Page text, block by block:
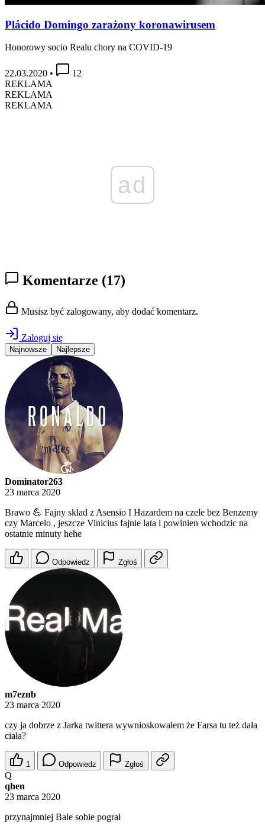
Plácido Domingo zarażony koronawirusem
Honorowy socio Realu chory na COVID-19
22.03.2020 •
12
REKLAMA
REKLAMA
REKLAMA
ad
Komentarze (17)
Musisz być zalogowany, aby dodać komentarz.
Zaloguj się
Najnowsze Najlepsze
Dominator263
23 marca 2020
Brawo 💪 Fajny sklad z Asensio I Hazardem na czele bez Benzemy
czy Marcelo , jeszcze Vinicius fajnie lata i powinien wchodzic na
ostatnie minuty hehe
Odpowiedz Zgłoś
m7eznb
23 marca 2020
czy ja dobrze z Jarka twittera wywnioskowałem że Farsa tu też dała
ciała?
1 Odpowiedz Zgłoś
Q
qhen
23 marca 2020
przynajmniej Bale sobie pograł